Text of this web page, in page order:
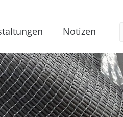
Notizen